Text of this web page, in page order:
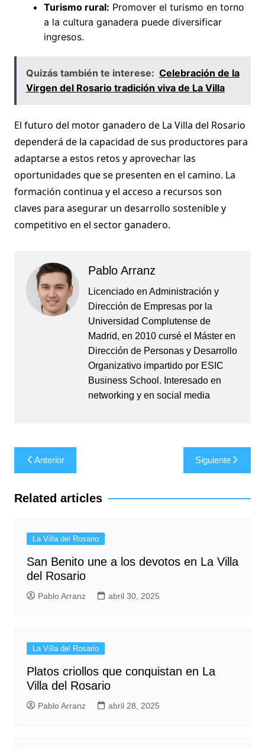
Turismo rural: Promover el turismo en torno
a la cultura ganadera puede diversificar
ingresos.
Quizás también te interese: Celebración de la
Virgen del Rosario tradición viva de La Villa
El futuro del motor ganadero de La Villa del Rosario
dependerá de la capacidad de sus productores para
adaptarse a estos retos y aprovechar las
oportunidades que se presenten en el camino. La
formación continua y el acceso a recursos son
claves para asegurar un desarrollo sostenible y
competitivo en el sector ganadero.
Pablo Arranz
Licenciado en Administración y
Dirección de Empresas por la
Universidad Complutense de
Madrid, en 2010 cursé el Máster en
Dirección de Personas y Desarrollo
Organizativo impartido por ESIC
Business School. Interesado en
networking y en social media
Navegación
de
entradas
Anterior Siguiente
Related articles
La Villa del Rosario
San Benito une a los devotos en La Villa
del Rosario
Pablo Arranz abril 30, 2025
La Villa del Rosario
Platos criollos que conquistan en La
Villa del Rosario
Pablo Arranz abril 28, 2025